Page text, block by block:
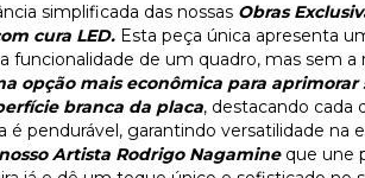
simplificada das nossas Obras
cura LED. Esta peça única apresenta
funcionalidade de um quadro, mas sem a
opção mais econômica para aprimorar
branca da placa, destacando cada
é pendurável, garantindo versatilidade na
Artista Rodrigo Nagamine que une